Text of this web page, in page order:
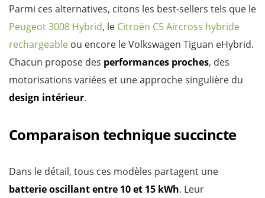
Parmi ces alternatives, citons les best-sellers tels que le
Peugeot 3008 Hybrid, le Citroën C5 Aircross hybride
rechargeable ou encore le Volkswagen Tiguan eHybrid.
Chacun propose des performances proches, des
motorisations variées et une approche singulière du
design intérieur.
Comparaison technique succincte
Dans le détail, tous ces modèles partagent une
batterie oscillant entre 10 et 15 kWh. Leur